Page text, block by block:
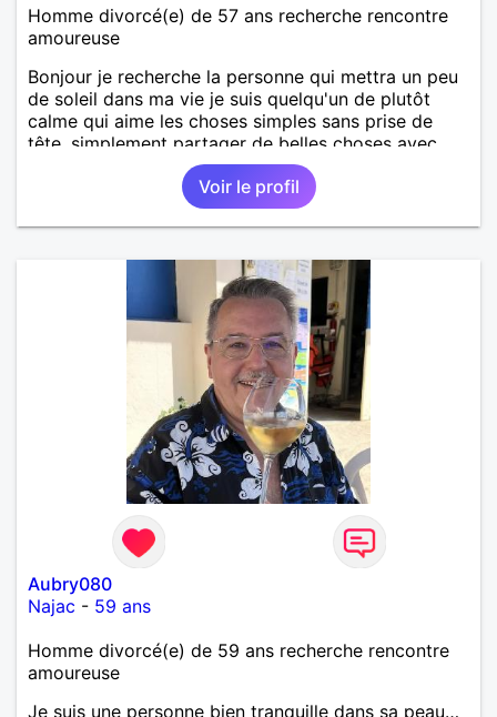
Homme divorcé(e) de 57 ans recherche rencontre
amoureuse
Bonjour je recherche la personne qui mettra un peu
de soleil dans ma vie je suis quelqu'un de plutôt
calme qui aime les choses simples sans prise de
tête, simplement partager de belles choses avec
une personne qui me ressemble .
Voir le profil
Aubry080
Najac - 59 ans
Homme divorcé(e) de 59 ans recherche rencontre
amoureuse
Je suis une personne bien tranquille dans sa peau…